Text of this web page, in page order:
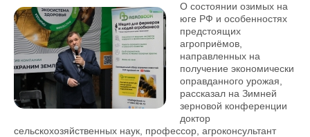
О состоянии озимых на
юге РФ и особенностях
предстоящих
агроприёмов,
направленных на
получение экономически
оправданного урожая,
рассказал на Зимней
зерновой конференции
доктор
сельскохозяйственных наук, профессор, агроконсультант